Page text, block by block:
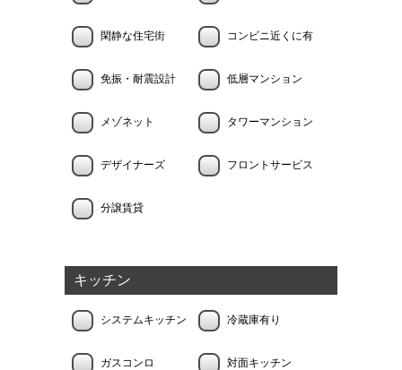
閑静な住宅街 コンビニ近くに有
免振・耐震設計 低層マンション
メゾネット タワーマンション
デザイナーズ フロントサービス
分譲賃貸
キッチン
システムキッチン 冷蔵庫有り
ガスコンロ 対面キッチン